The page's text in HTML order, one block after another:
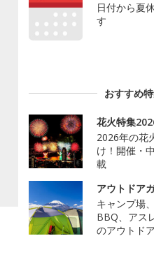
日付から夏
す
おすすめ
花火特集
2026年の花
け！開催・
載
アウトドア
キャンプ場
BBQ、アス
のアウトド